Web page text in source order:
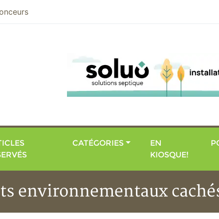
CATÉGORIES
EN
KIOSQUE!
environnementaux